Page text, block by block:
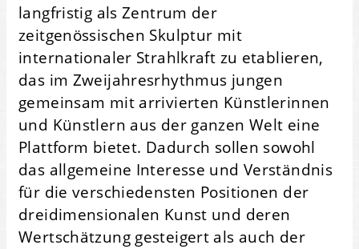
langfristig als Zentrum der
zeitgenössischen Skulptur mit
internationaler Strahlkraft zu etablieren,
das im Zweijahresrhythmus jungen
gemeinsam mit arrivierten Künstlerinnen
und Künstlern aus der ganzen Welt eine
Plattform bietet. Dadurch sollen sowohl
das allgemeine Interesse und Verständnis
für die verschiedensten Positionen der
dreidimensionalen Kunst und deren
Wertschätzung gesteigert als auch der